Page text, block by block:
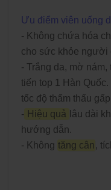
Ưu điểm viên uống
- Không chứa hóa
cho sức khỏe người
- Trắng da, mờ nám,
tiến top 1 Hàn
tốc độ thẩm thấu
- Hiệu quả
lâu dài
hướng dẫn.
- Không tăng cân ,